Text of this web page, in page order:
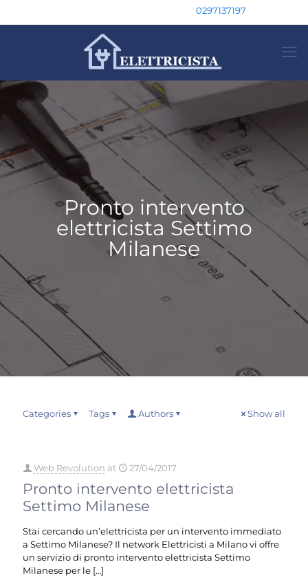
0297137197
Pronto intervento
elettricista Settimo
Milanese
Categories Tags Authors Show all
Web Revolution at 27/04/2017
Pronto intervento elettricista
Settimo Milanese
Stai cercando un’elettricista per un intervento immediato
a Settimo Milanese? Il network Elettricisti a Milano vi offre
un servizio di pronto intervento elettricista Settimo
Milanese per le […]